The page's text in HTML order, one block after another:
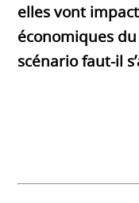
elles vont
économiques
scénario faut-il